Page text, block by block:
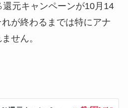
元キャンペーンが10月14
が終わるまでは特にアナ
せん。